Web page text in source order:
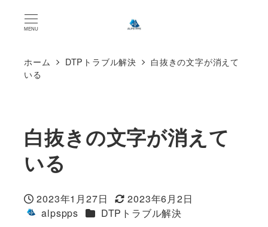
MENU
ホーム DTPトラブル解決
白抜きの文字が消えて
いる
白抜きの文字が消えて
いる
投稿日
2023年1月27日 更新日
2023年6月2日
著 alpspps カテゴリー
DTPトラブル解決